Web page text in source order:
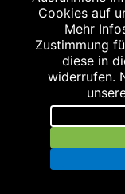
Cookies auf
Mehr
Zustimmung
diese in
widerrufen.